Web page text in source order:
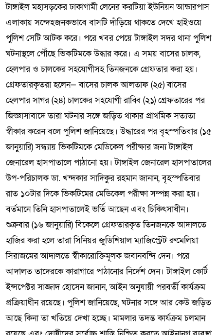
টাঙ্গাইল মহাসড়কের ঢাকাগামী লেনের করটিয়া ইউনিয়ন আন্ডারপাস
এলাকায় সন্দেহজনকভাবে বাসটি দাঁড়িয়ে থাকতে দেখে হাইওয়ে
পুলিশ সেটি আটক করে। পরে খবর পেয়ে টাঙ্গাইল সদর থানা পুলিশ
ঘটনাস্থলে পৌঁছে ভিকটিমকে উদ্ধার করে। এ সময় বাসের চালক,
হেলপার ও চালকের সহযোগীসহ তিনজনকে গ্রেফতার করা হয়।
গ্রেফতারকৃতরা হলেন— বাসের চালক আলতাফ (২৫) বাসের
হেলপার সাগর (২৪) চালকের সহযোগী রাব্বি (২১) গ্রেফতারের পর
জিজ্ঞাসাবাদে তারা ঘটনার সঙ্গে জড়িত থাকার প্রাথমিক সত্যতা
স্বীকার করেন বলে পুলিশ জানিয়েছে। উদ্ধারের পর বৃহস্পতিবার (১৫
জানুয়ারি) সন্ধ্যায় ভিকটিমকে মেডিকেল পরীক্ষার জন্য টাঙ্গাইল
জেনারেল হাসপাতালে পাঠানো হয়। টাঙ্গাইল জেনারেল হাসপাতালের
উপ-পরিচালক ডা. খন্দকার সাদিকুর রহমান জানান, বৃহস্পতিবার
রাত ১০টার দিকে ভিকটিমের মেডিকেল পরীক্ষা সম্পন্ন করা হয়।
বর্তমানে তিনি হাসপাতালেই ভর্তি আছেন এবং চিকিৎসাধীন।
শুক্রবার (১৬ জানুয়ারি) বিকেলে গ্রেফতারকৃত তিনজনকে আদালতে
হাজির করা হলে তারা সিনিয়র জুডিশিয়াল ম্যাজিস্ট্রেট রুমেলিয়া
সিরাজমের আদালতে স্বীকারোক্তিমূলক জবানবন্দি দেন। পরে
আদালত তাদেরকে কারাগারে পাঠানোর নির্দেশ দেন। টাঙ্গাইল কোর্ট
ইন্সপেক্টর সাজ্জাদ হোসেন জানান, আইন অনুযায়ী পরবর্তী কার্যক্রম
প্রক্রিয়াধীন রয়েছে। পুলিশ জানিয়েছে, ঘটনার সঙ্গে আর কেউ জড়িত
আছে কিনা তা খতিয়ে দেখা হচ্ছে। মামলার তদন্ত কার্যক্রম চলমান